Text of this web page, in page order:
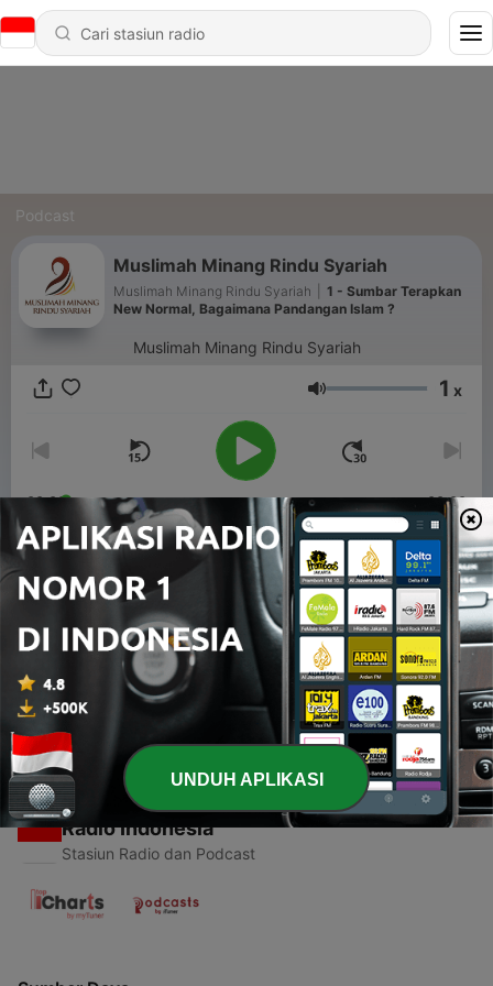
Podcast
Muslimah Minang Rindu Syariah
Muslimah Minang Rindu Syariah
1 - Sumbar Terapkan
New Normal, Bagaimana Pandangan Islam ?
Muslimah Minang Rindu Syariah
Volume 1 x
00:00 00:00
Episode
1 -
Sumbar Terapkan New Normal, Bagaimana
Pandangan Islam ?
10 Jun 2020
Radio Indonesia
Stasiun Radio dan Podcast
UNDUH APLIKASI